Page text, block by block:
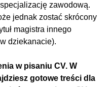
zawodową.
jednak zostać skrócony
magistra innego
dziekanacie).
w pisaniu CV. W
gotowe treści dla